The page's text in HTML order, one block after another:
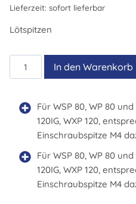
Lieferzeit: sofort lieferbar
Lötspitzen
SMT
Menge
In den Warenkorb
Für WSP 80, WP 80 und
120IG, WXP 120,
Einschraubspitze M4
Für WSP 80, WP 80 und
120IG, WXP 120,
Einschraubspitze M4